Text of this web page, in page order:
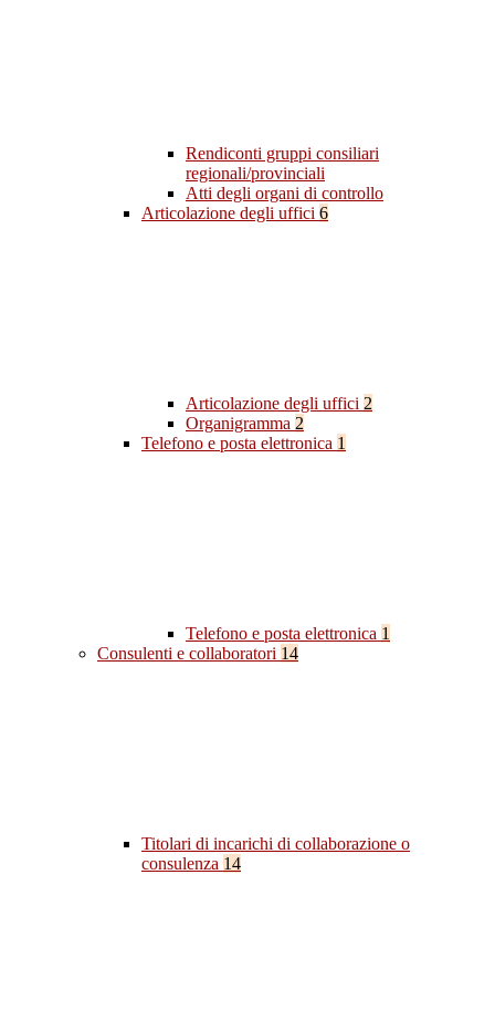
Rendiconti gruppi consiliari
regionali/provinciali
Atti degli organi di controllo
Articolazione degli uffici 6
Articolazione degli uffici 2
Organigramma 2
Telefono e posta elettronica 1
Telefono e posta elettronica 1
Consulenti e collaboratori 14
Titolari di incarichi di collaborazione o
consulenza 14